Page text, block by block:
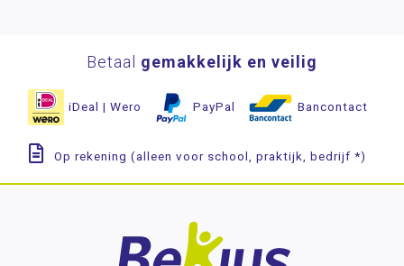
Betaal gemakkelijk en veilig
iDeal | Wero PayPal Bancontact
Op rekening (alleen voor school, praktijk, bedrijf *)